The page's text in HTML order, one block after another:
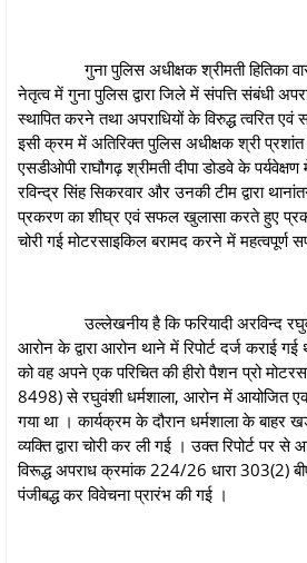
गुना पुलिस अधीक्षक श्रीमती हितिका
नेतृत्व में गुना पुलिस द्वारा जिले में संपत्ति संबंधी
स्थापित करने तथा अपराधियों के विरुद्ध त्वरित एवं
इसी क्रम में अतिरिक्त पुलिस अधीक्षक श्री
एसडीओपी राघौगढ़ श्रीमती दीपा डोडवे के
रविन्द्र सिंह सिकरवार और उनकी टीम द्वारा
प्रकरण का शीघ्र एवं सफल खुलासा करते हुए
चोरी गई मोटरसाइकिल बरामद करने में महत्वपूर्ण
उल्लेखनीय है कि फरियादी अरविन्द रघुवंशी
आरोन के द्वारा आरोन थाने में रिपोर्ट दर्ज कराई
को वह अपने एक परिचित की हीरो पैशन प्रो
8498) से रघुवंशी धर्मशाला, आरोन में आयोजित एक
गया था । कार्यक्रम के दौरान धर्मशाला के बाहर
व्यक्ति द्वारा चोरी कर ली गई । उक्त रिपोर्ट पर
विरूद्ध अपराध क्रमांक 224/26 धारा 303(2)
पंजीबद्ध कर विवेचना प्रारंभ की गई ।